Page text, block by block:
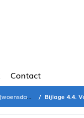
Contact
2023) Bijlage 4.4. Vast te